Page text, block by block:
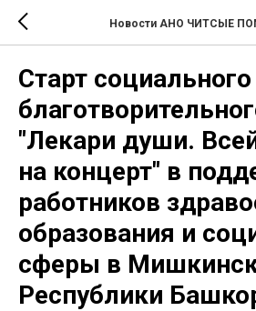
Новости АНО ЧИТСЫЕ
Старт социального
"Лекари души.
на концерт" в
работников
образования и
сферы в
Республики